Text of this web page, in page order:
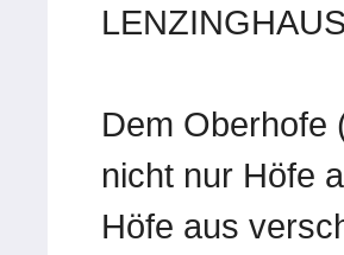
Dem Oberhofe
nicht nur Höfe
Höfe aus